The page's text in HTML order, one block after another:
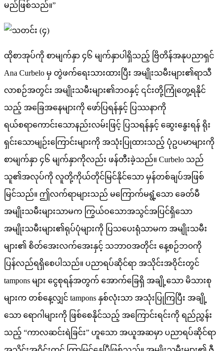
မည်ဖြစ်သည်။”
ထိုစာအုပ်ကို စာမျက်နှာ ၄၆ မျက်နှာပါရှိသည့် ဗြိတိန်အနုပညာရှင်
Ana Curbelo မှ တွဲဖက်ရေးသားထားပြီး အမျိုးသမီးများ၏ရာသီ
လာစဉ်အတွင်း အမျိုးသမီးများ၏ဘဝနှင့် ၎င်းတို့ကြုံတွေ့ရနိုင်
သည့် အခြေအနေများကို ဖော်ပြရန်နှင့် ပြဿနာကို
ရယ်စရာကောင်းသောနည်းလမ်းဖြင့် ပြသရန်နှင့် ဆွေးနွေးရန် ရိုး
ရှင်းသောမျဉ်းကြောင်းများကို အသုံးပြုထားသည့် ပုံဥပမာများကို
စာမျက်နှာ ၄၆ မျက်နှာကိုလည်း ဖန်တီးခဲ့သည်။ Curbelo သည်
သူ၏အလုပ်ကို လူတို့ကိုယ်တိုင်မြင်နိုင်သော မှန်တစ်ချပ်အဖြစ်
မြင်သည်။ ဤလက်ရာများသည် မကြောက်မရွံ့သော ခေတ်မီ
အမျိုးသမီးများသာမက ကြွယ်ဝသောအသွင်အပြင်ရှိသော
အမျိုးသမီးများ၏ရုပ်ပုံများကို ပြသပေးရုံသာမက အမျိုးသမီး
များ၏ စိတ်အေးလက်အေးနှင့် သဘာဝအတိုင်း နေ့စဉ်ဘ၀ကို
ပြန်လည်ရရှိစေပါသည်။ ပညာရပ်ဆိုင်ရာ အသိုင်းအဝိုင်းတွင်
tampons များ ငွေစုရန်အတွက် အောက်ခြေရှိ အချို့သော မိသားစု
များက တစ်နေ့လျှင် tampons နှစ်လုံးသာ အသုံးပြုကြပြီး အချို့
သော ရောဂါများကို ဖြစ်စေနိုင်သည့် အကြောင်းရင်းကို ရည်ညွှန်း
သည့် “ကာလဆင်းရဲခြင်း” ဟူသော အယူအဆမှာ ပညာရပ်ဆိုင်ရာ